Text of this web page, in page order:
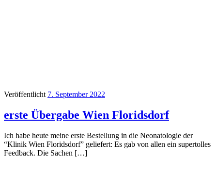
Veröffentlicht 7. September 2022
erste Übergabe Wien Floridsdorf
Ich habe heute meine erste Bestellung in die Neonatologie der
“Klinik Wien Floridsdorf” geliefert: Es gab von allen ein supertolles
Feedback. Die Sachen […]